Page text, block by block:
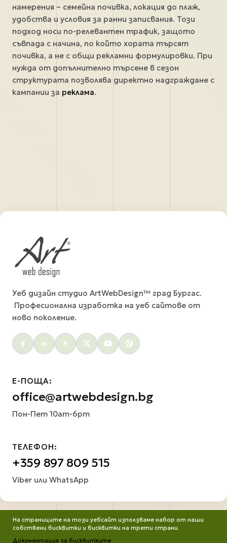
намерения – семейна почивка, локация до плаж,
удобства и условия за ранни записвания. Този
подход носи по-релевантен трафик, защото
съвпада с начина, по който хората търсят
почивка, а не с общи рекламни формулировки. При
нужда от допълнително търсене в сезон
структурата позволява директно надграждане с
кампании за реклама.
Уеб дизайн студио ArtWebDesign™ град Бургас.
Професионална изработка на уеб сайтове от
ново поколение.
Social menu
На страниците на този уебсайт използваме набор от наши
собствени бисквитки и бисквитки на трети страни.
Документация за бисквитките
Е-ПОЩА:
office@artwebdesign.bg
Пон-Пет 10am-6pm
ТЕЛЕФОН:
+359 897 809 515
Viber или WhatsApp